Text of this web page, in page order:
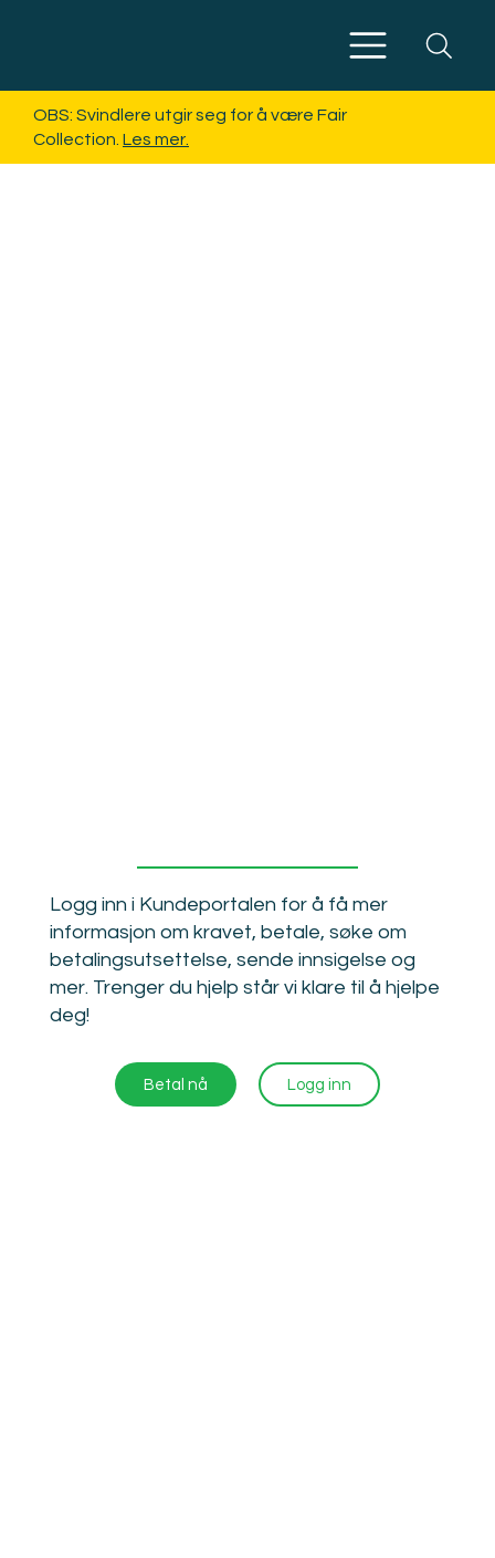
Meny
OBS: Svindlere utgir seg for å være Fair
Collection. Les mer.
Logg inn i Kundeportalen for å få mer
informasjon om kravet, betale, søke om
betalingsutsettelse, sende innsigelse og
mer. Trenger du hjelp står vi klare til å hjelpe
deg!
Betal nå Logg inn